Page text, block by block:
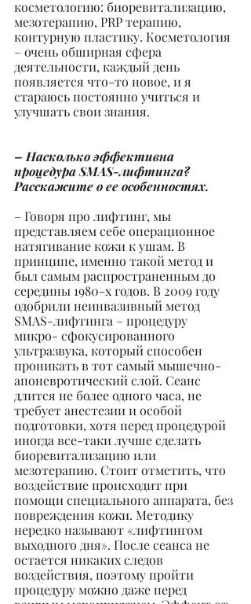
косметологию: биоревитализацию,
мезотерапию, PRP терапию,
контурную пластику. Косметология
– очень обширная сфера
деятельности, каждый день
появляется что-то новое, и я
стараюсь постоянно учиться и
улучшать свои знания.
– Насколько эффективна
процедура SMAS-лифтинга?
Расскажите о ее особенностях.
– Говоря про лифтинг, мы
представляем себе операционное
натягивание кожи к ушам. В
принципе, именно такой метод и
был самым распространенным до
середины 1980-х годов. В 2009 году
одобрили неинвазивный метод
SMAS-лифтинга – процедуру
микро- сфокусированного
ультразвука, который способен
проникать в тот самый мышечно-
апоневротический слой. Сеанс
длится не более одного часа, не
требует анестезии и особой
подготовки, хотя перед процедурой
иногда все-таки лучше сделать
биоревитализацию или
мезотерапию. Стоит отметить, что
воздействие происходит при
помощи специального аппарата, без
повреждения кожи. Методику
нередко называют «лифтингом
выходного дня». После сеанса не
остается никаких следов
воздействия, поэтому пройти
процедуру можно даже перед